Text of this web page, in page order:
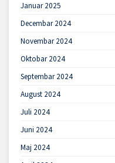
Januar 2025
Decembar 2024
Novembar 2024
Oktobar 2024
Septembar 2024
August 2024
Juli 2024
Juni 2024
Maj 2024